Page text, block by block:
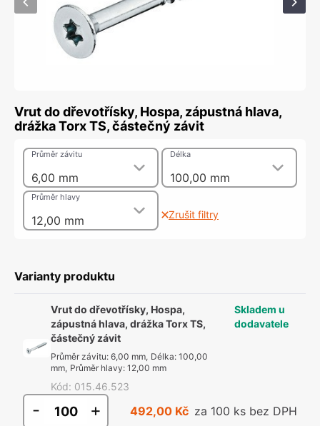
Vrut do dřevotřísky, Hospa, zápustná hlava,
drážka Torx TS, částečný závit
6,00 mm
Průměr závitu
100,00 mm
Délka
12,00 mm
Průměr hlavy
Zrušit filtry
Varianty produktu
Vrut do dřevotřísky, Hospa,
zápustná hlava, drážka Torx TS,
částečný závit
Průměr závitu:6,00 mm, Délka:100,00
mm, Průměr hlavy:12,00 mm
Kód: 015.46.523
Skladem u
dodavatele
- + 492,00 Kč za 100 ks bez DPH